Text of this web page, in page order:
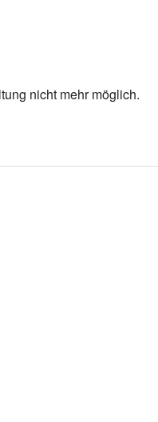
nicht mehr möglich.